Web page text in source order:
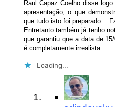
Raul Capaz Coelho disse
apresentação, o que
que tudo isto foi preparado…
Entretanto também já tenho
que garantiu que a data de
é completamente irrealista…
Loading...